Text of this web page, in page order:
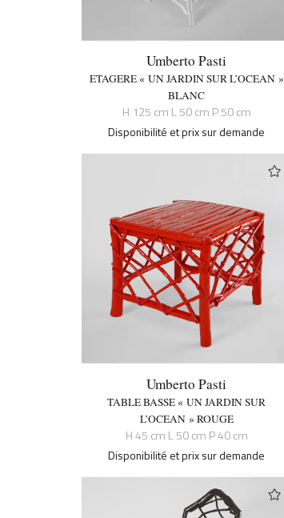
Umberto Pasti
ETAGERE « UN JARDIN SUR L’OCEAN »
BLANC
H 125 cm L 50 cm P 50 cm
Disponibilité et prix sur demande
Umberto Pasti
TABLE BASSE « UN JARDIN SUR
L’OCEAN » ROUGE
H 45 cm L 50 cm P 40 cm
Disponibilité et prix sur demande